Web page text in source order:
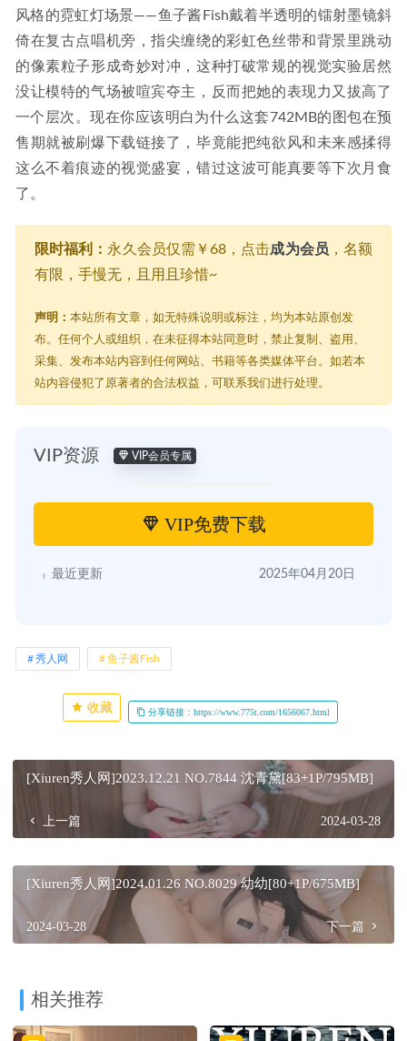
风格的霓虹灯场景——鱼子酱Fish戴着半透明的镭射墨镜斜
倚在复古点唱机旁，指尖缠绕的彩虹色丝带和背景里跳动
的像素粒子形成奇妙对冲，这种打破常规的视觉实验居然
没让模特的气场被喧宾夺主，反而把她的表现力又拔高了
一个层次。现在你应该明白为什么这套742MB的图包在预
售期就被刷爆下载链接了，毕竟能把纯欲风和未来感揉得
这么不着痕迹的视觉盛宴，错过这波可能真要等下次月食
了。
限时福利： 永久会员仅需￥68，点击成为会员 ，名额
有限，手慢无，且用且珍惜~
声明： 本站所有文章，如无特殊说明或标注，均为本站原创发
布。任何个人或组织，在未征得本站同意时，禁止复制、盗用、
采集、发布本站内容到任何网站、书籍等各类媒体平台。如若本
站内容侵犯了原著者的合法权益，可联系我们进行处理。
VIP资源 VIP会员专属
VIP免费下载
最近更新 2025年04月20日
秀人网 鱼子酱Fish
收藏 分享链接：https://www.775t.com/1656067.html
[Xiuren秀人网]2023.12.21 NO.7844 沈青黛[83+1P/795MB]
上一篇 2024-03-28
[Xiuren秀人网]2024.01.26 NO.8029 幼幼[80+1P/675MB]
2024-03-28 下一篇
相关推荐